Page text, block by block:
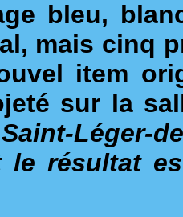
bleu,
mais cinq
item
sur la
Léger-
résultat